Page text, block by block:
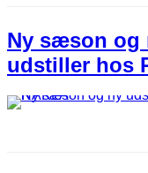
Ny sæson og
udstiller hos